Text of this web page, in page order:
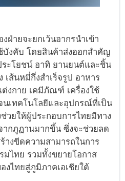
ฝ่ายจะยกเว้นอากรนำเข้า
งคับ โดยสินค้าส่งออกสำคัญ
ะโยชน์ อาทิ ยานยนต์และชิ้น
ส้นหมี่กึ่งสำเร็จรูป อาหาร
งกาย เคมีภัณฑ์ เครื่องใช้
เทคโนโลยีและอุปกรณ์ที่เป็น
วยให้ผู้ประกอบการไทยมีทาง
ากภูฏานมากขึ้น ซึ่งจะช่วยลด
างขีดความสามารถในการ
ไทย รวมทั้งขยายโอกาส
งไทยสู่ภูมิภาคเอเชียใต้